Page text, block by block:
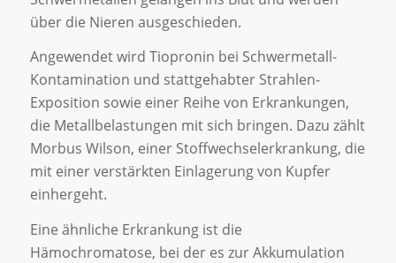
über die Nieren ausgeschieden.
Angewendet wird Tiopronin bei Schwermetall-
Kontamination und stattgehabter Strahlen-
Exposition sowie einer Reihe von Erkrankungen,
die Metallbelastungen mit sich bringen. Dazu zählt
Morbus Wilson, einer Stoffwechselerkrankung, die
mit einer verstärkten Einlagerung von Kupfer
einhergeht.
Eine ähnliche Erkrankung ist die
Hämochromatose, bei der es zur Akkumulation